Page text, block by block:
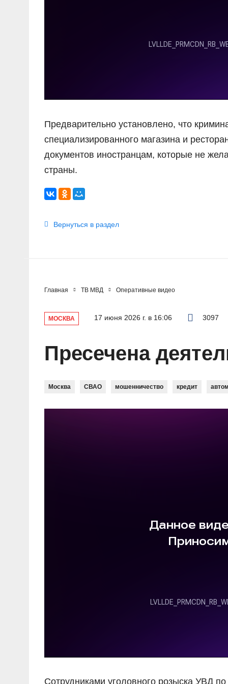
Предварительно установлено, что
специализированного магазина и
документов иностранцам, которые не
страны.
Вернуться в раздел
Главная ТВ МВД Оперативные видео
МОСКВА 17 июня 2026 г. в 16:06 3097
Пресечена
Москва СВАО мошенничество кредит
Сотрудниками уголовного розыска УВД